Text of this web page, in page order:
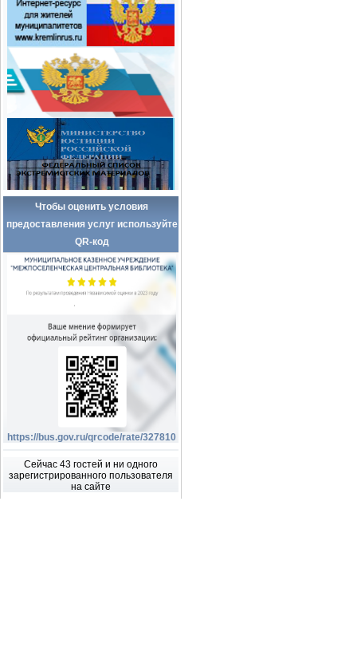
Чтобы оценить условия
предоставления услуг используйте
QR-код
https://bus.gov.ru/qrcode/rate/327810
Сейчас 43 гостей и ни одного
зарегистрированного пользователя
на сайте